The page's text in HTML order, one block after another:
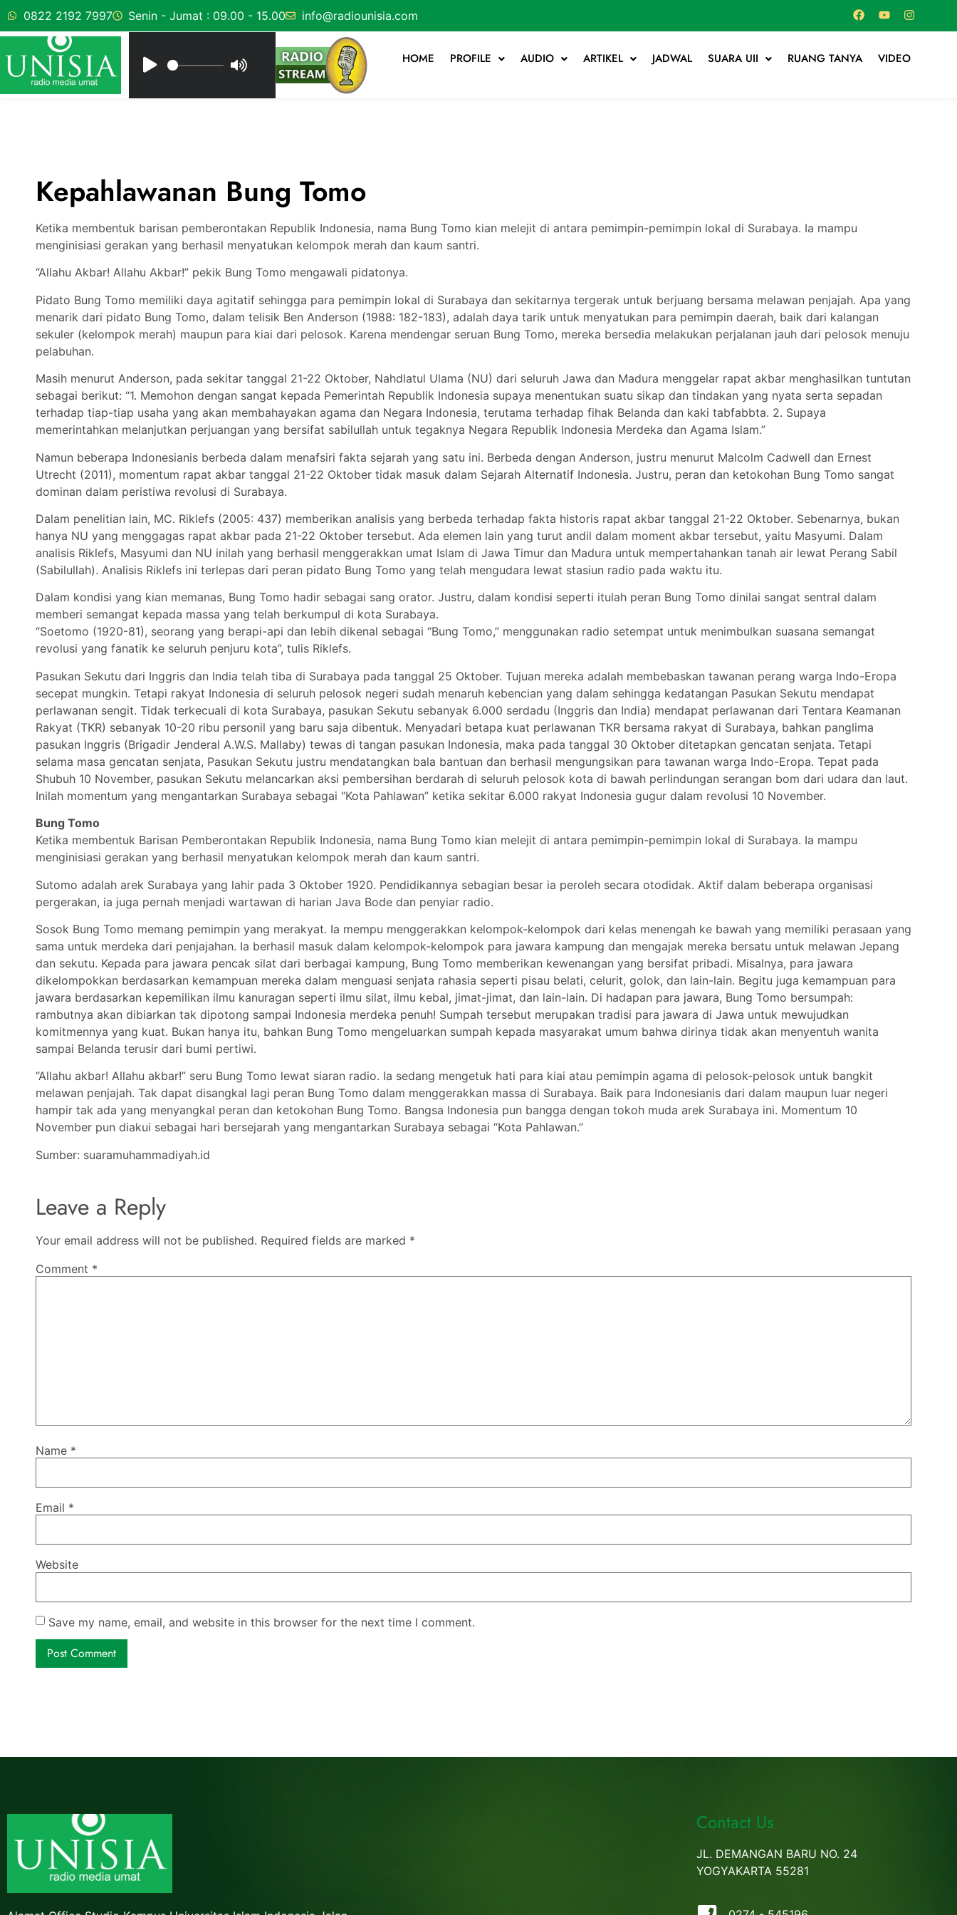
0822 2192 7997 Senin - Jumat : 09.00 - 15.00 info@radiounisia.com
HOME PROFILE AUDIO ARTIKEL JADWAL SUARA UII RUANG TANYA VIDEO
Kepahlawanan Bung Tomo
Ketika membentuk barisan pemberontakan Republik Indonesia, nama Bung Tomo kian melejit di antara pemimpin-pemimpin lokal di Surabaya. Ia mampu
menginisiasi gerakan yang berhasil menyatukan kelompok merah dan kaum santri.
“Allahu Akbar! Allahu Akbar!” pekik Bung Tomo mengawali pidatonya.
Pidato Bung Tomo memiliki daya agitatif sehingga para pemimpin lokal di Surabaya dan sekitarnya tergerak untuk berjuang bersama melawan penjajah. Apa yang
menarik dari pidato Bung Tomo, dalam telisik Ben Anderson (1988: 182-183), adalah daya tarik untuk menyatukan para pemimpin daerah, baik dari kalangan
sekuler (kelompok merah) maupun para kiai dari pelosok. Karena mendengar seruan Bung Tomo, mereka bersedia melakukan perjalanan jauh dari pelosok menuju
pelabuhan.
Masih menurut Anderson, pada sekitar tanggal 21-22 Oktober, Nahdlatul Ulama (NU) dari seluruh Jawa dan Madura menggelar rapat akbar menghasilkan tuntutan
sebagai berikut: “1. Memohon dengan sangat kepada Pemerintah Republik Indonesia supaya menentukan suatu sikap dan tindakan yang nyata serta sepadan
terhadap tiap-tiap usaha yang akan membahayakan agama dan Negara Indonesia, terutama terhadap fihak Belanda dan kaki tabfabbta. 2. Supaya
memerintahkan melanjutkan perjuangan yang bersifat sabilullah untuk tegaknya Negara Republik Indonesia Merdeka dan Agama Islam.”
Namun beberapa Indonesianis berbeda dalam menafsiri fakta sejarah yang satu ini. Berbeda dengan Anderson, justru menurut Malcolm Cadwell dan Ernest
Utrecht (2011), momentum rapat akbar tanggal 21-22 Oktober tidak masuk dalam Sejarah Alternatif Indonesia. Justru, peran dan ketokohan Bung Tomo sangat
dominan dalam peristiwa revolusi di Surabaya.
Dalam penelitian lain, MC. Riklefs (2005: 437) memberikan analisis yang berbeda terhadap fakta historis rapat akbar tanggal 21-22 Oktober. Sebenarnya, bukan
hanya NU yang menggagas rapat akbar pada 21-22 Oktober tersebut. Ada elemen lain yang turut andil dalam moment akbar tersebut, yaitu Masyumi. Dalam
analisis Riklefs, Masyumi dan NU inilah yang berhasil menggerakkan umat Islam di Jawa Timur dan Madura untuk mempertahankan tanah air lewat Perang Sabil
(Sabilullah). Analisis Riklefs ini terlepas dari peran pidato Bung Tomo yang telah mengudara lewat stasiun radio pada waktu itu.
Dalam kondisi yang kian memanas, Bung Tomo hadir sebagai sang orator. Justru, dalam kondisi seperti itulah peran Bung Tomo dinilai sangat sentral dalam
memberi semangat kepada massa yang telah berkumpul di kota Surabaya.
“Soetomo (1920-81), seorang yang berapi-api dan lebih dikenal sebagai “Bung Tomo,” menggunakan radio setempat untuk menimbulkan suasana semangat
revolusi yang fanatik ke seluruh penjuru kota”, tulis Riklefs.
Pasukan Sekutu dari Inggris dan India telah tiba di Surabaya pada tanggal 25 Oktober. Tujuan mereka adalah membebaskan tawanan perang warga Indo-Eropa
secepat mungkin. Tetapi rakyat Indonesia di seluruh pelosok negeri sudah menaruh kebencian yang dalam sehingga kedatangan Pasukan Sekutu mendapat
perlawanan sengit. Tidak terkecuali di kota Surabaya, pasukan Sekutu sebanyak 6.000 serdadu (Inggris dan India) mendapat perlawanan dari Tentara Keamanan
Rakyat (TKR) sebanyak 10-20 ribu personil yang baru saja dibentuk. Menyadari betapa kuat perlawanan TKR bersama rakyat di Surabaya, bahkan panglima
pasukan Inggris (Brigadir Jenderal A.W.S. Mallaby) tewas di tangan pasukan Indonesia, maka pada tanggal 30 Oktober ditetapkan gencatan senjata. Tetapi
selama masa gencatan senjata, Pasukan Sekutu justru mendatangkan bala bantuan dan berhasil mengungsikan para tawanan warga Indo-Eropa. Tepat pada
Shubuh 10 November, pasukan Sekutu melancarkan aksi pembersihan berdarah di seluruh pelosok kota di bawah perlindungan serangan bom dari udara dan laut.
Inilah momentum yang mengantarkan Surabaya sebagai “Kota Pahlawan” ketika sekitar 6.000 rakyat Indonesia gugur dalam revolusi 10 November.
Bung Tomo
Ketika membentuk Barisan Pemberontakan Republik Indonesia, nama Bung Tomo kian melejit di antara pemimpin-pemimpin lokal di Surabaya. Ia mampu
menginisiasi gerakan yang berhasil menyatukan kelompok merah dan kaum santri.
Sutomo adalah arek Surabaya yang lahir pada 3 Oktober 1920. Pendidikannya sebagian besar ia peroleh secara otodidak. Aktif dalam beberapa organisasi
pergerakan, ia juga pernah menjadi wartawan di harian Java Bode dan penyiar radio.
Sosok Bung Tomo memang pemimpin yang merakyat. Ia mempu menggerakkan kelompok-kelompok dari kelas menengah ke bawah yang memiliki perasaan yang
sama untuk merdeka dari penjajahan. Ia berhasil masuk dalam kelompok-kelompok para jawara kampung dan mengajak mereka bersatu untuk melawan Jepang
dan sekutu. Kepada para jawara pencak silat dari berbagai kampung, Bung Tomo memberikan kewenangan yang bersifat pribadi. Misalnya, para jawara
dikelompokkan berdasarkan kemampuan mereka dalam menguasi senjata rahasia seperti pisau belati, celurit, golok, dan lain-lain. Begitu juga kemampuan para
jawara berdasarkan kepemilikan ilmu kanuragan seperti ilmu silat, ilmu kebal, jimat-jimat, dan lain-lain. Di hadapan para jawara, Bung Tomo bersumpah:
rambutnya akan dibiarkan tak dipotong sampai Indonesia merdeka penuh! Sumpah tersebut merupakan tradisi para jawara di Jawa untuk mewujudkan
komitmennya yang kuat. Bukan hanya itu, bahkan Bung Tomo mengeluarkan sumpah kepada masyarakat umum bahwa dirinya tidak akan menyentuh wanita
sampai Belanda terusir dari bumi pertiwi.
“Allahu akbar! Allahu akbar!” seru Bung Tomo lewat siaran radio. Ia sedang mengetuk hati para kiai atau pemimpin agama di pelosok-pelosok untuk bangkit
melawan penjajah. Tak dapat disangkal lagi peran Bung Tomo dalam menggerakkan massa di Surabaya. Baik para Indonesianis dari dalam maupun luar negeri
hampir tak ada yang menyangkal peran dan ketokohan Bung Tomo. Bangsa Indonesia pun bangga dengan tokoh muda arek Surabaya ini. Momentum 10
November pun diakui sebagai hari bersejarah yang mengantarkan Surabaya sebagai “Kota Pahlawan.”
Sumber: suaramuhammadiyah.id
Leave a Reply
Your email address will not be published. Required fields are marked *
Comment *
Name *
Email *
Website
Save my name, email, and website in this browser for the next time I comment.
Contact Us
JL. DEMANGAN BARU NO. 24
YOGYAKARTA 55281